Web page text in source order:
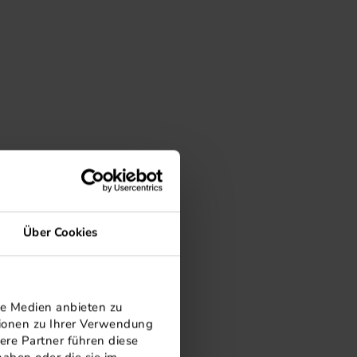
Über Cookies
Medien anbieten zu
zu Ihrer Verwendung
Partner führen diese